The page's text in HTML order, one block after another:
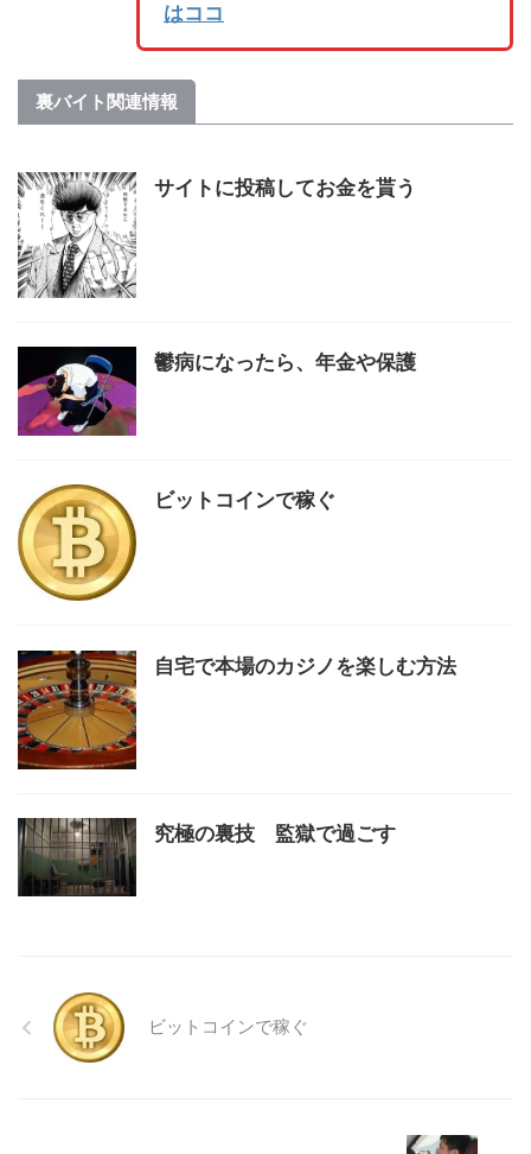
はココ
裏バイト関連情報
サイトに投稿してお金を貰う
鬱病になったら、年金や保護
ビットコインで稼ぐ
自宅で本場のカジノを楽しむ方法
究極の裏技 監獄で過ごす
ビットコインで稼ぐ